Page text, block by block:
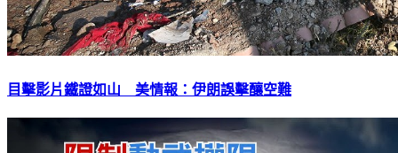
目擊影片鐵證如山 美情報：伊朗誤擊釀空難